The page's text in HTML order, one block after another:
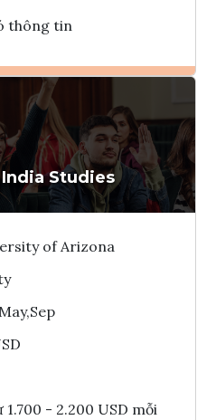
thông tin
Ghi danh
Tham vấn Interlink
Studies
of Arizona
1.700 - 2.200 USD mỗi